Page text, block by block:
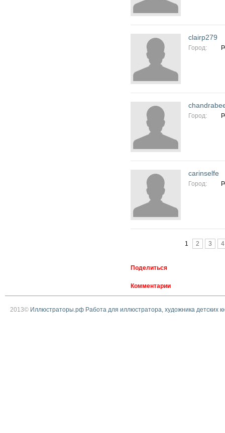
clairp279
Город:
Город:
carinselfe
Город:
1 2 3 4
Поделиться
Комментарии
2013© Иллюстраторы.рф Работа для иллюстратора, художника детских